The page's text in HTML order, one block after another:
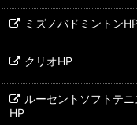
ミズノバドミントンHP
クリオHP
ルーセントソフトテニ
HP